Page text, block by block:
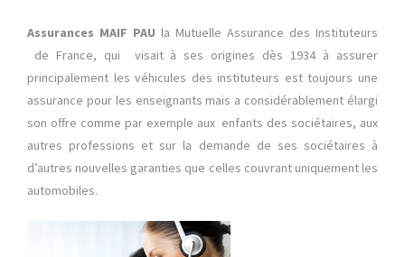
Assurances MAIF PAU la Mutuelle Assurance des Instituteurs
de France, qui visait à ses origines dès 1934 à assurer
principalement les véhicules des instituteurs est toujours une
assurance pour les enseignants mais a considérablement élargi
son offre comme par exemple aux enfants des sociétaires, aux
autres professions et sur la demande de ses sociétaires à
d’autres nouvelles garanties que celles couvrant uniquement les
automobiles.